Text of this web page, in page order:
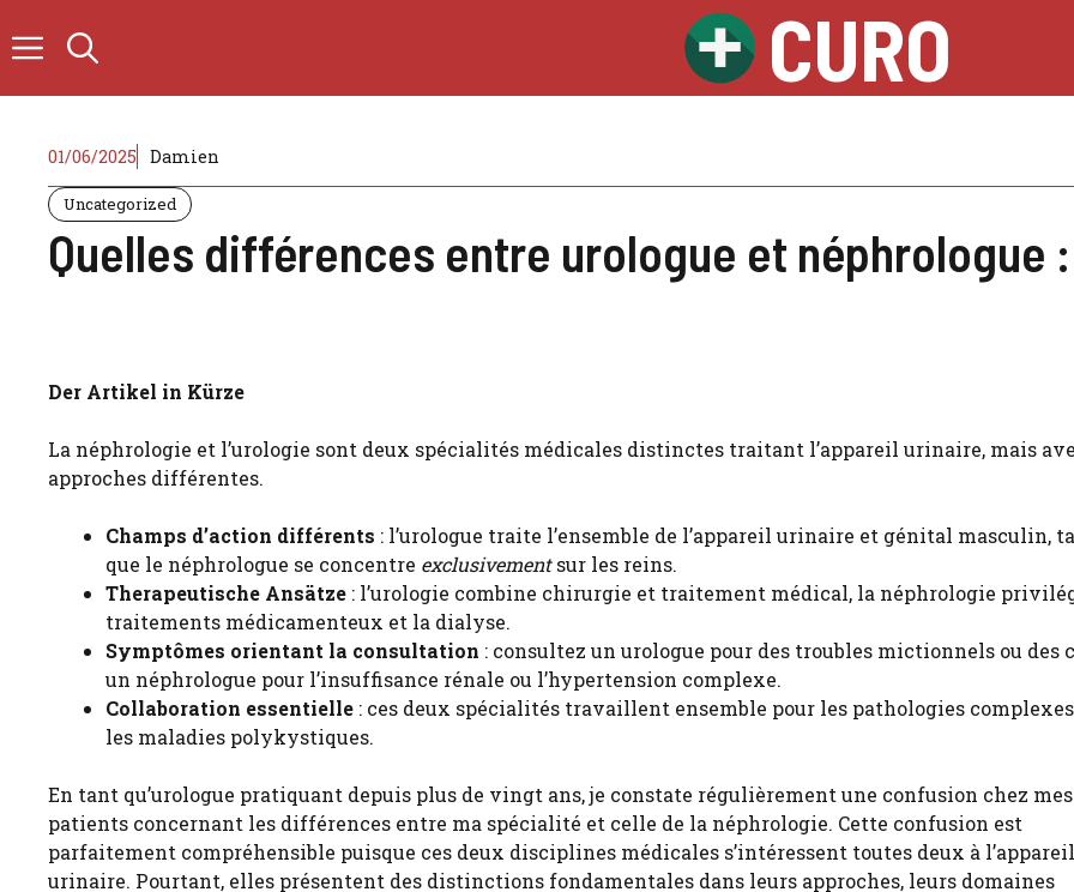
Inhalt
CURO
01/06/2025 Damien
Uncategorized
Quelles différences entre urologue et néphrologue
Der Artikel in Kürze
La néphrologie et l’urologie sont deux spécialités médicales distinctes traitant l’appareil urinaire, mais
approches différentes.
Champs d’action différents : l’urologue traite l’ensemble de l’appareil urinaire et génital masculin,
que le néphrologue se concentre exclusivementsur les reins.
Therapeutische Ansätze : l’urologie combine chirurgie et traitement médical, la néphrologie
traitements médicamenteux et la dialyse.
Symptômes orientant la consultation : consultez un urologue pour des troubles mictionnels ou des
un néphrologue pour l’insuffisance rénale ou l’hypertension complexe.
Collaboration essentielle : ces deux spécialités travaillent ensemble pour les pathologies
les maladies polykystiques.
En tant qu’urologue pratiquant depuis plus de vingt ans, je constate régulièrement une confusion chez mes
patients concernant les différences entre ma spécialité et celle de la néphrologie. Cette confusion est
parfaitement compréhensible puisque ces deux disciplines médicales s’intéressent toutes deux à l’appareil
urinaire. Pourtant, elles présentent des distinctions fondamentales dans leurs approches, leurs domaines